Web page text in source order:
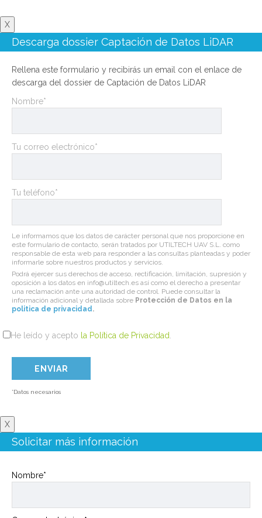
X
Descarga dossier Captación de Datos LiDAR
Rellena este formulario y recibirás un email con el enlace de
descarga del dossier de Captación de Datos LiDAR
Nombre*
Tu correo electrónico*
Tu teléfono*
Le informamos que los datos de carácter personal que nos proporcione en
este formulario de contacto, serán tratados por UTILTECH UAV S.L. como
responsable de esta web para responder a las consultas planteadas y poder
informarle sobre nuestros productos y servicios.
Podrá ejercer sus derechos de acceso, rectificación, limitación, supresión y
oposición a los datos en info@utiltech.es así como el derecho a presentar
una reclamación ante una autoridad de control. Puede consultar la
información adicional y detallada sobre Protección de Datos en la
politica de privacidad.
He leído y acepto la Política de Privacidad
*Datos necesarios
X
Solicitar más información
Nombre*